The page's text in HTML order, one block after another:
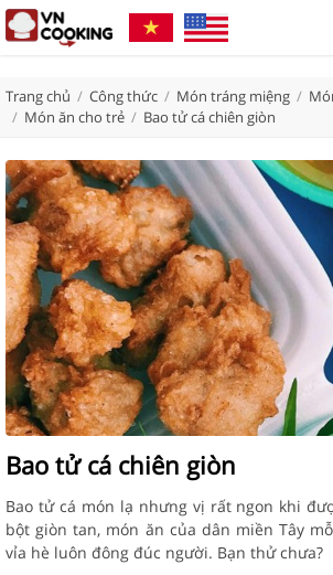
Trang chủ / Công thức / Món tráng miệng /
/ Món ăn cho trẻ / Bao tử cá chiên giòn
Bao tử cá chiên giòn
Bao tử cá món lạ nhưng vị rất ngon khi
bột giòn tan, món ăn của dân miền Tây
vỉa hè luôn đông đúc người. Bạn thử chưa?